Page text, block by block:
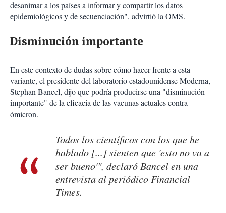
desanimar a los países a informar y compartir los datos
epidemiológicos y de secuenciación", advirtió la OMS.
Disminución importante
En este contexto de dudas sobre cómo hacer frente a esta
variante, el presidente del laboratorio estadounidense Moderna,
Stephan Bancel, dijo que podría producirse una "disminución
importante" de la eficacia de las vacunas actuales contra
ómicron.
Todos los científicos con los que he
hablado [...] sienten que 'esto no va a
ser bueno'", declaró Bancel en una
entrevista al periódico Financial
Times.